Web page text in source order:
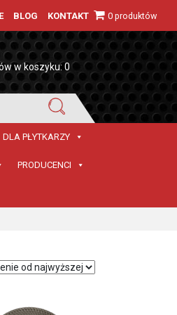
BLOG KONTAKT 0 produktów
w koszyku: 0
DLA PŁYTKARZY
PRODUCENCI